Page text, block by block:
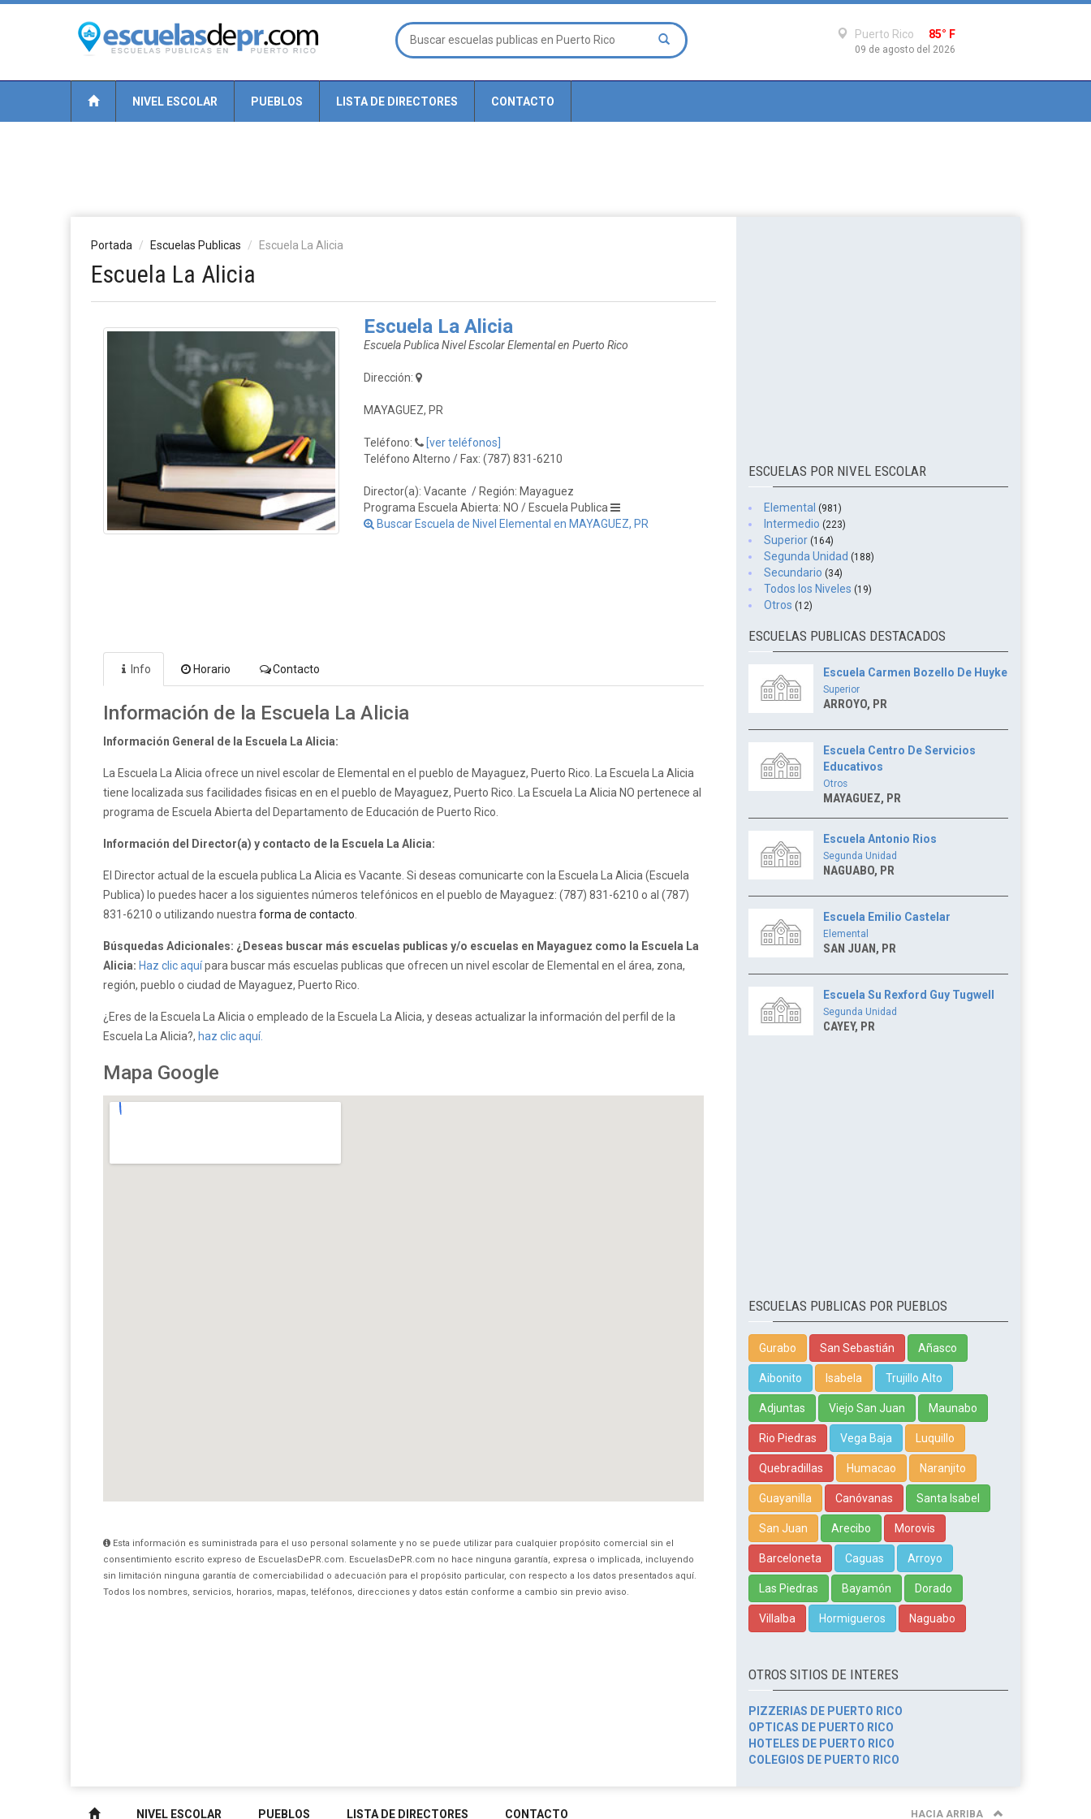
Puerto Rico 85° F
09 de agosto del 2026
NIVEL ESCOLAR PUEBLOS LISTA DE DIRECTORES CONTACTO
Portada Escuelas Publicas Escuela La Alicia
Escuela La Alicia
Escuela La Alicia
Escuela Publica Nivel Escolar Elemental en Puerto Rico
Dirección:
MAYAGUEZ, PR
Teléfono:
[ver teléfonos]
Teléfono Alterno / Fax: (787) 831-6210
Director(a): Vacante / Región: Mayaguez
Programa Escuela Abierta: NO / Escuela Publica
Buscar Escuela de Nivel Elemental en MAYAGUEZ, PR
Info Horario Contacto
Información de la Escuela La Alicia
Información General de la Escuela La Alicia:
La Escuela La Alicia ofrece un nivel escolar de Elemental en el pueblo de Mayaguez, Puerto Rico. La Escuela La Alicia
tiene localizada sus facilidades fisicas en en el pueblo de Mayaguez, Puerto Rico. La Escuela La Alicia NO pertenece al
programa de Escuela Abierta del Departamento de Educación de Puerto Rico.
Información del Director(a) y contacto de la Escuela La Alicia:
El Director actual de la escuela publica La Alicia es Vacante. Si deseas comunicarte con la Escuela La Alicia (Escuela
Publica) lo puedes hacer a los siguientes números telefónicos en el pueblo de Mayaguez: (787) 831-6210 o al (787)
831-6210 o utilizando nuestra forma de contacto
Búsquedas Adicionales: ¿Deseas buscar más escuelas publicas y/o escuelas en Mayaguez como la Escuela La
Alicia: Haz clic aquípara buscar más escuelas publicas que ofrecen un nivel escolar de Elemental en el área, zona,
región, pueblo o ciudad de Mayaguez, Puerto Rico.
¿Eres de la Escuela La Alicia o empleado de la Escuela La Alicia, y deseas actualizar la información del perfil de la
Escuela La Alicia?, haz clic aquí.
Mapa Google
Esta información es suministrada para el uso personal solamente y no se puede utilizar para cualquier propósito comercial sin el
consentimiento escrito expreso de EscuelasDePR.com. EscuelasDePR.com no hace ninguna garantía, expresa o implicada, incluyendo
sin limitación ninguna garantía de comerciabilidad o adecuación para el propósito particular, con respecto a los datos presentados aquí.
Todos los nombres, servicios, horarios, mapas, teléfonos, direcciones y datos están conforme a cambio sin previo aviso.
ESCUELAS POR NIVEL ESCOLAR
Elemental (981)
Intermedio (223)
Superior (164)
Segunda Unidad (188)
Secundario (34)
Todos los Niveles (19)
Otros (12)
ESCUELAS PUBLICAS DESTACADOS
Escuela Carmen Bozello De Huyke
Superior
ARROYO, PR
Escuela Centro De Servicios
Educativos
Otros
MAYAGUEZ, PR
Escuela Antonio Rios
Segunda Unidad
NAGUABO, PR
Escuela Emilio Castelar
Elemental
SAN JUAN, PR
Escuela Su Rexford Guy Tugwell
Segunda Unidad
CAYEY, PR
ESCUELAS PUBLICAS POR PUEBLOS
Gurabo San Sebastián Añasco
Aibonito Isabela Trujillo Alto
Adjuntas Viejo San Juan Maunabo
Rio Piedras Vega Baja Luquillo
Quebradillas Humacao Naranjito
Guayanilla Canóvanas Santa Isabel
San Juan Arecibo Morovis
Barceloneta Caguas Arroyo
Las Piedras Bayamón Dorado
Villalba Hormigueros Naguabo
OTROS SITIOS DE INTERES
PIZZERIAS DE PUERTO RICO
OPTICAS DE PUERTO RICO
HOTELES DE PUERTO RICO
COLEGIOS DE PUERTO RICO
NIVEL ESCOLAR PUEBLOS LISTA DE DIRECTORES CONTACTO HACIA ARRIBA